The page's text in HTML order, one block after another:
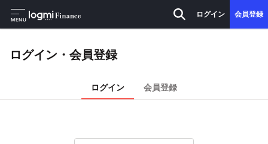
MENU
ログイン 会員登録
ログイン・会員登録
ログイン 会員登録